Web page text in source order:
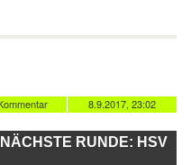
8.9.2017, 23:02
RUNDE: HSV